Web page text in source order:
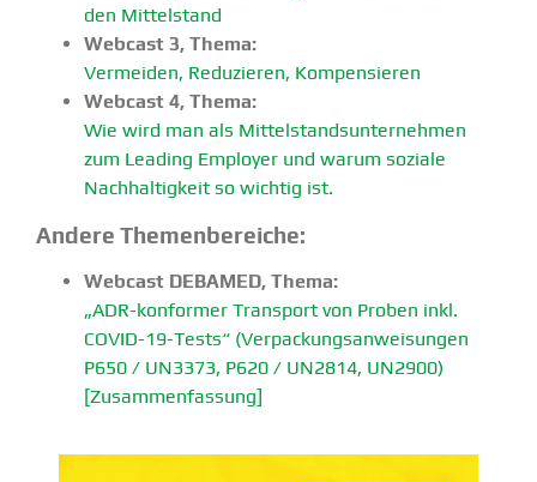
den Mittel­stand
Webcast 3, Thema:
Vermeiden, Reduzieren, Kompen­sieren
Webcast 4, Thema:
Wie wird man als Mittel­stands­un­ter­nehmen
zum Leading Employer und warum soziale
Nachhal­tigkeit so wichtig ist.
Andere Themen­be­reiche:
Webcast DEBAMED, Thema:
„ADR-konformer Transport von Proben inkl.
COVID-19-Tests“ (Verpa­ckungs­an­wei­sungen
P650 / UN3373, P620 / UN2814, UN2900)
[Zusam­men­fassung]